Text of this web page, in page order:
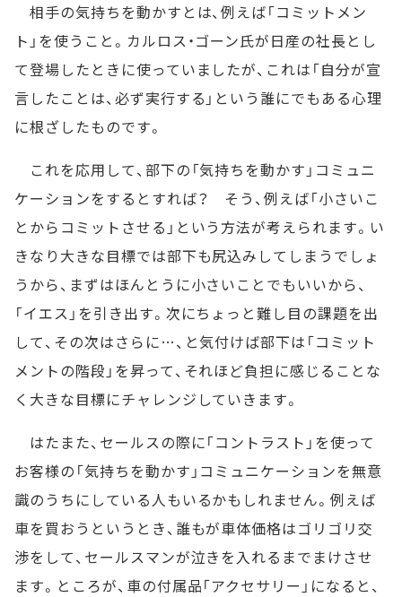
相手の気持ちを動かすとは、例えば「コミットメン
ト」を使うこと。カルロス・ゴーン氏が日産の社長とし
て登場したときに使っていましたが、これは「自分が宣
言したことは、必ず実行する」という誰にでもある心理
に根ざしたものです。
これを応用して、部下の「気持ちを動かす」コミュニ
ケーションをするとすれば？ そう、例えば「小さいこ
とからコミットさせる」という方法が考えられます。い
きなり大きな目標では部下も尻込みしてしまうでしょ
うから、まずはほんとうに小さいことでもいいから、
「イエス」を引き出す。次にちょっと難し目の課題を出
して、その次はさらに…、と気付けば部下は「コミット
メントの階段」を昇って、それほど負担に感じることな
く大きな目標にチャレンジしていきます。
はたまた、セールスの際に「コントラスト」を使って
お客様の「気持ちを動かす」コミュニケーションを無意
識のうちにしている人もいるかもしれません。例えば
車を買おうというとき、誰もが車体価格はゴリゴリ交
渉をして、セールスマンが泣きを入れるまでまけさせ
ます。ところが、車の付属品「アクセサリー」になると、